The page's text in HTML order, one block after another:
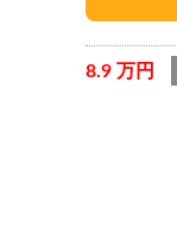
8.9 万円